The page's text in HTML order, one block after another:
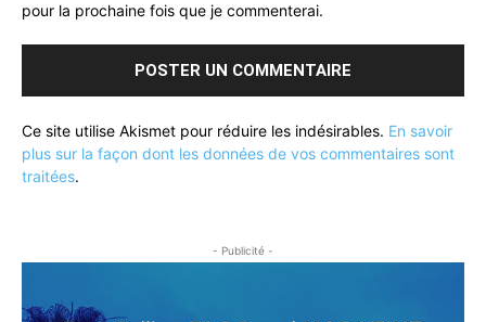
pour la prochaine fois que je commenterai.
Ce site utilise Akismet pour réduire les indésirables. En savoir
plus sur la façon dont les données de vos commentaires sont
traitées.
- Publicité -